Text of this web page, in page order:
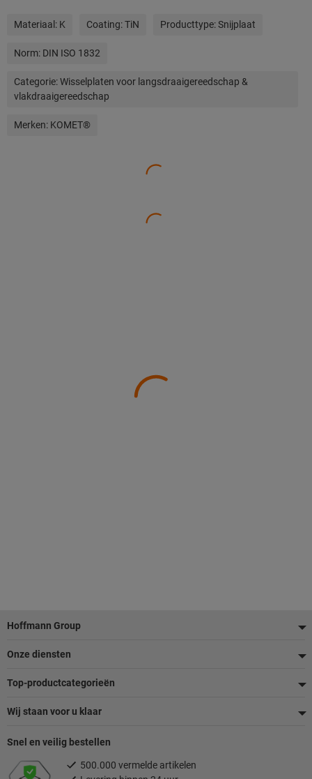
Materiaal: K Coating:TiN Producttype:Snijplaat
Norm: DIN ISO 1832
Categorie:Wisselplaten voor langsdraaigereedschap &
vlakdraaigereedschap
Merken: KOMET®
Voettekst
Hoffmann Group
Onze diensten
Top-productcategorieën
Wij staan voor u klaar
Snel en veilig bestellen
500.000 vermelde artikelen